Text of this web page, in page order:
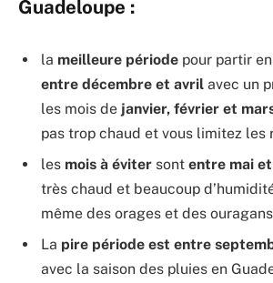
Guadeloupe :
la meilleure période pour partir
entre décembre et avril avec un
les mois de janvier, février et
pas trop chaud et vous limitez les
les mois à éviter sont entre mai
très chaud et beaucoup
même des orages et des
La pire période est entre
avec la saison des pluies en